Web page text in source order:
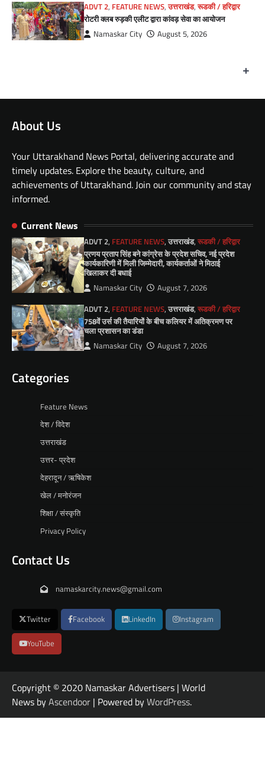
ADVT 2, FEATURE NEWS,उत्तराखंड,रूडकी / हरिद्वार
रोटरी क्लब रुड़की एलीट द्वारा कांवड़ सेवा का आयोजन
Namaskar City August 5, 2026
+
About Us
Your Uttarakhand News Portal, delivering accurate and
timely updates. Explore the beauty, culture, and
achievements of Uttarakhand. Join our community and stay
informed.
Current News
ADVT 2, FEATURE NEWS,उत्तराखंड,रूडकी / हरिद्वार
प्रणय प्रताप सिंह बने कांग्रेस के प्रदेश सचिव, नई प्रदेश
कार्यकारिणी में मिली जिम्मेदारी, कार्यकर्ताओं ने मिठाई
खिलाकर दी बधाई
Namaskar City
August 7, 2026
ADVT 2, FEATURE NEWS,उत्तराखंड,रूडकी / हरिद्वार
758वें उर्स की तैयारियों के बीच कलियर में अतिक्रमण पर
चला प्रशासन का डंडा
Namaskar City August 7, 2026
Categories
Feature News
देश / विदेश
उत्तराखंड
उत्तर- प्रदेश
देहरादून / ऋषिकेश
खेल / मनोरंजन
शिक्षा / संस्कृति
Privacy Policy
Contact Us
namaskarcity.news@gmail.com
Twitter Facebook LinkedIn Instagram
YouTube
Copyright © 2020 Namaskar Advertisers | World
News byAscendoor | Powered byWordPress.